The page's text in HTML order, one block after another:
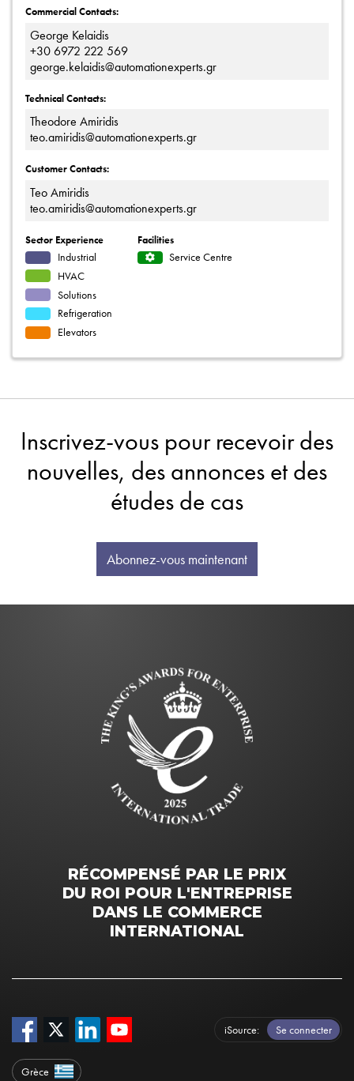
Commercial Contacts:
George Kelaidis
+30 6972 222 569
george.kelaidis@automationexperts.gr
Technical Contacts:
Theodore Amiridis
teo.amiridis@automationexperts.gr
Customer Contacts:
Teo Amiridis
teo.amiridis@automationexperts.gr
Sector Experience
Industrial
HVAC
Solutions
Refrigeration
Elevators
Facilities
Service Centre
Inscrivez-vous pour recevoir des
nouvelles, des annonces et des
études de cas
Abonnez-vous maintenant
RÉCOMPENSÉ PAR LE PRIX
DU ROI POUR L'ENTREPRISE
DANS LE COMMERCE
INTERNATIONAL
iSource Se connecter
Grèce